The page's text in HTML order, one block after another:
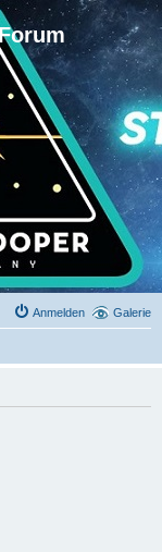
Galerie
Anmelden